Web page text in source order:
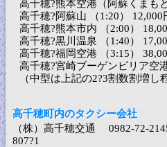
高千穂?熊本空港（阿蘇くまも
高千穂?阿蘇山 （1:20） 12,000
高千穂?熊本市内 （2:00）
高千穂?黒川温泉 （1:40）
高千穂?福岡空港 （3:15）
高千穂?宮崎ブーゲンビリア空
（中型は上記の2?3割数割増し
高千穂町内のタクシー会社
（株）高千穂交通 0982-72-
807?1